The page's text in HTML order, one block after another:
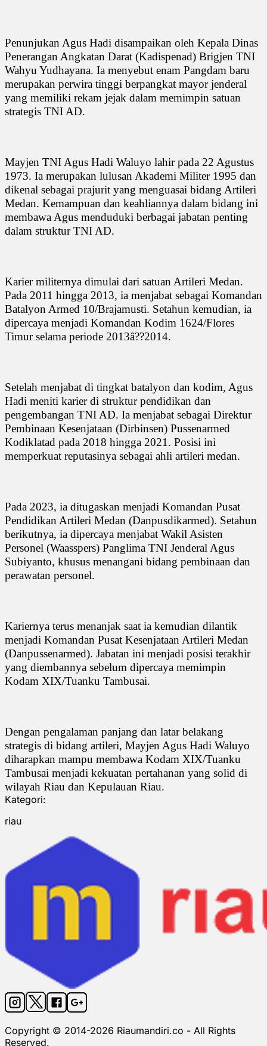
Penunjukan Agus Hadi disampaikan oleh Kepala Dinas
Penerangan Angkatan Darat (Kadispenad) Brigjen TNI
Wahyu Yudhayana. Ia menyebut enam Pangdam baru
merupakan perwira tinggi berpangkat mayor jenderal
yang memiliki rekam jejak dalam memimpin satuan
strategis TNI AD.
Mayjen TNI Agus Hadi Waluyo lahir pada 22 Agustus
1973. Ia merupakan lulusan Akademi Militer 1995 dan
dikenal sebagai prajurit yang menguasai bidang Artileri
Medan. Kemampuan dan keahliannya dalam bidang ini
membawa Agus menduduki berbagai jabatan penting
dalam struktur TNI AD.
Karier militernya dimulai dari satuan Artileri Medan.
Pada 2011 hingga 2013, ia menjabat sebagai Komandan
Batalyon Armed 10/Brajamusti. Setahun kemudian, ia
dipercaya menjadi Komandan Kodim 1624/Flores
Timur selama periode 2013â??2014.
Setelah menjabat di tingkat batalyon dan kodim, Agus
Hadi meniti karier di struktur pendidikan dan
pengembangan TNI AD. Ia menjabat sebagai Direktur
Pembinaan Kesenjataan (Dirbinsen) Pussenarmed
Kodiklatad pada 2018 hingga 2021. Posisi ini
memperkuat reputasinya sebagai ahli artileri medan.
Pada 2023, ia ditugaskan menjadi Komandan Pusat
Pendidikan Artileri Medan (Danpusdikarmed). Setahun
berikutnya, ia dipercaya menjabat Wakil Asisten
Personel (Waasspers) Panglima TNI Jenderal Agus
Subiyanto, khusus menangani bidang pembinaan dan
perawatan personel.
Kariernya terus menanjak saat ia kemudian dilantik
menjadi Komandan Pusat Kesenjataan Artileri Medan
(Danpussenarmed). Jabatan ini menjadi posisi terakhir
yang diembannya sebelum dipercaya memimpin
Kodam XIX/Tuanku Tambusai.
Dengan pengalaman panjang dan latar belakang
strategis di bidang artileri, Mayjen Agus Hadi Waluyo
diharapkan mampu membawa Kodam XIX/Tuanku
Tambusai menjadi kekuatan pertahanan yang solid di
wilayah Riau dan Kepulauan Riau.
Kategori:
riau
Copyright © 2014-2026 Riaumandiri.co - All Rights
Reserved.